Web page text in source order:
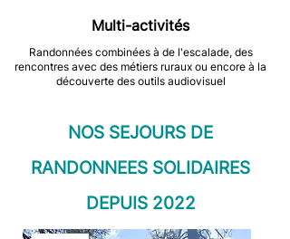
Multi-activités
Randonnées combinées à de l'escalade, des
rencontres avec des métiers ruraux ou encore à la
découverte des outils audiovisuel
NOS SEJOURS DE
RANDONNEES SOLIDAIRES
DEPUIS 2022